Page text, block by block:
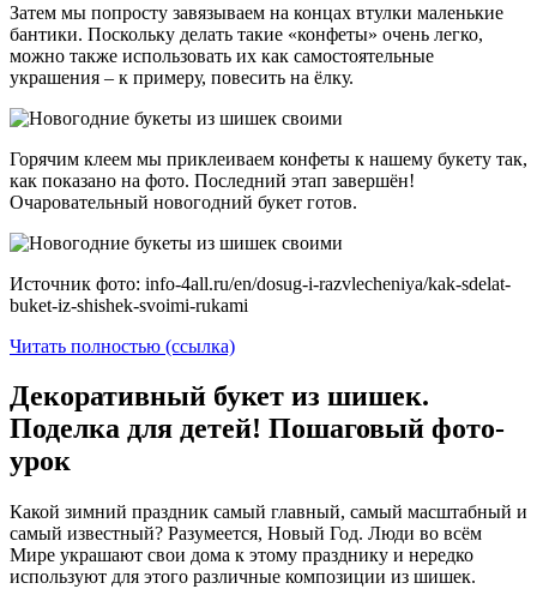
Затем мы попросту завязываем на концах втулки маленькие
бантики. Поскольку делать такие «конфеты» очень легко,
можно также использовать их как самостоятельные
украшения – к примеру, повесить на ёлку.
Горячим клеем мы приклеиваем конфеты к нашему букету так,
как показано на фото. Последний этап завершён!
Очаровательный новогодний букет готов.
Источник фото: info-4all.ru/en/dosug-i-razvlecheniya/kak-sdelat-
buket-iz-shishek-svoimi-rukami
Читать полностью (ссылка)
Декоративный букет из шишек.
Поделка для детей! Пошаговый фото-
урок
Какой зимний праздник самый главный, самый масштабный и
самый известный? Разумеется, Новый Год. Люди во всём
Мире украшают свои дома к этому празднику и нередко
используют для этого различные композиции из шишек.